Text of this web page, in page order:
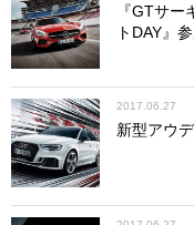
『GTサ
トDAY』
2017.06.27
新型アウ